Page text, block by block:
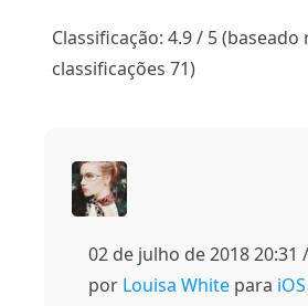
Classificação: 4.9 / 5 (baseado
classificações 71)
02 de julho de 2018 20:31
por Louisa White para iOS